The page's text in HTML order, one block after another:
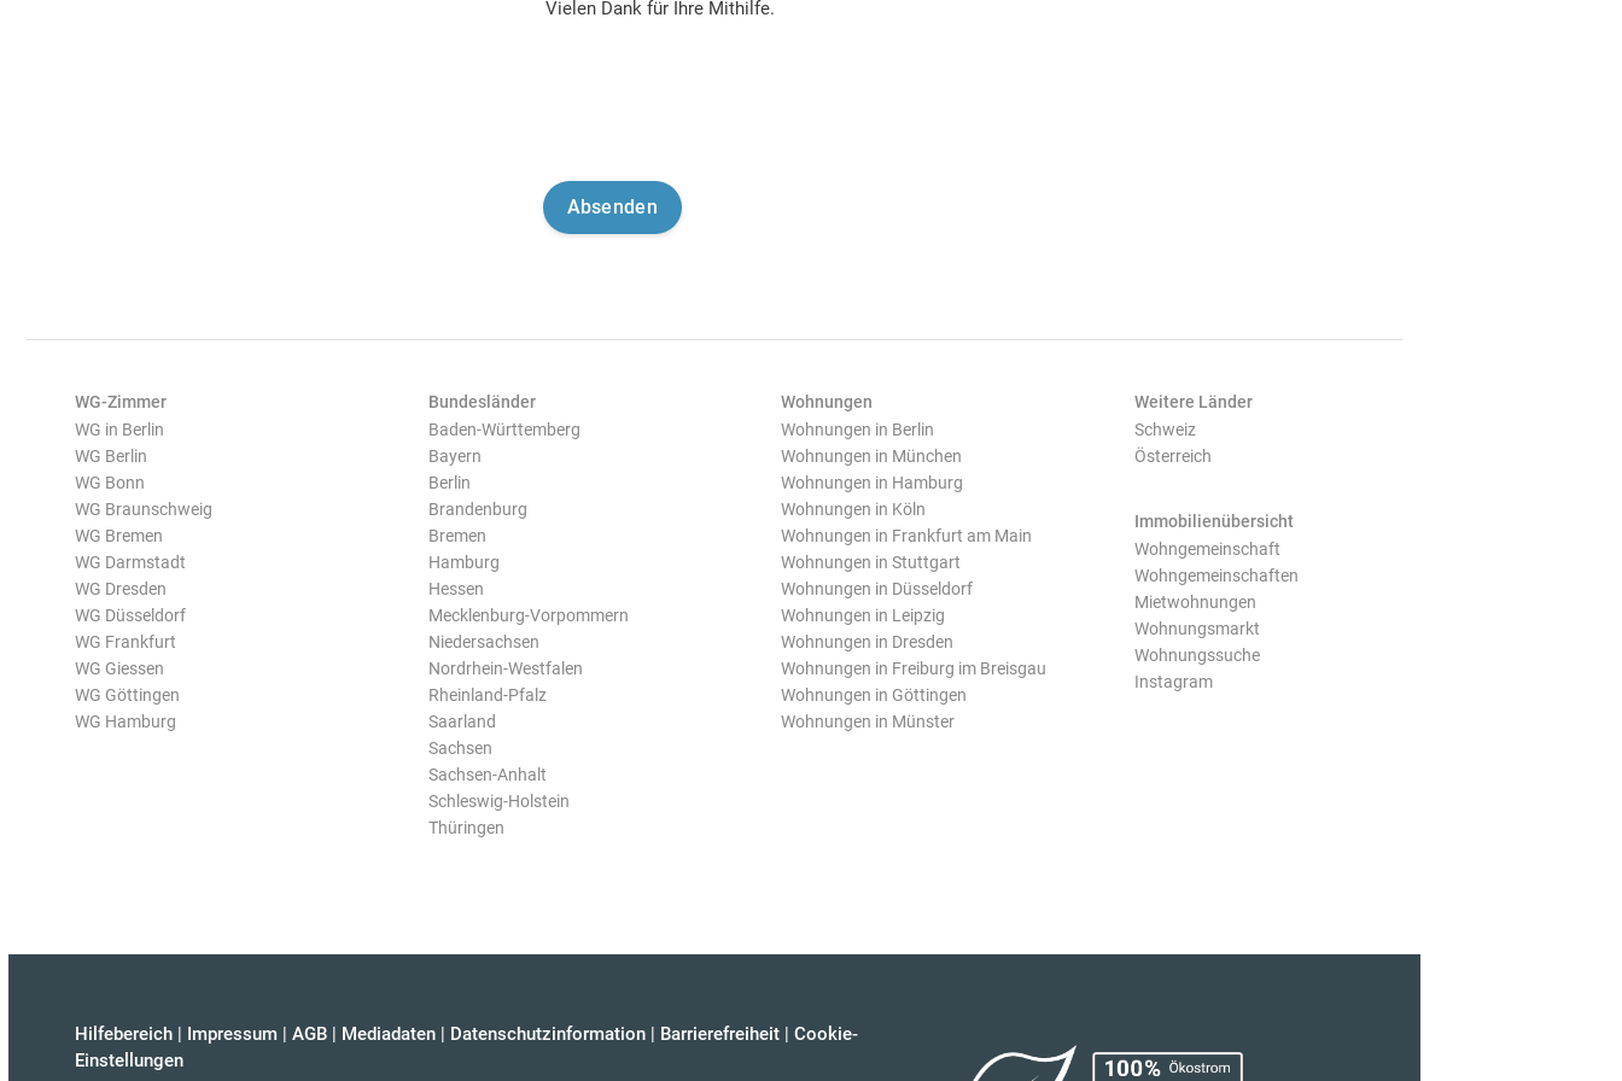
Vielen Dank für Ihre Mithilfe.
WG-Zimmer
WG in Berlin
WG Berlin
WG Bonn
WG Braunschweig
WG Bremen
WG Darmstadt
WG Dresden
WG Düsseldorf
WG Frankfurt
WG Giessen
WG Göttingen
WG Hamburg
Bundesländer
Baden-Württemberg
Bayern
Berlin
Brandenburg
Bremen
Hamburg
Hessen
Mecklenburg-Vorpommern
Niedersachsen
Nordrhein-Westfalen
Rheinland-Pfalz
Saarland
Sachsen
Sachsen-Anhalt
Schleswig-Holstein
Thüringen
Wohnungen
Wohnungen in Berlin
Wohnungen in München
Wohnungen in Hamburg
Wohnungen in Köln
Wohnungen in Frankfurt am Main
Wohnungen in Stuttgart
Wohnungen in Düsseldorf
Wohnungen in Leipzig
Wohnungen in Dresden
Wohnungen in Freiburg im Breisgau
Wohnungen in Göttingen
Wohnungen in Münster
Weitere Länder
Schweiz
Österreich
Immobilienübersicht
Wohngemeinschaft
Wohngemeinschaften
Mietwohnungen
Wohnungsmarkt
Wohnungssuche
Instagram
Hilfebereich | Impressum | AGB | Mediadaten | Datenschutzinformation | Barrierefreiheit | Cookie-
Einstellungen